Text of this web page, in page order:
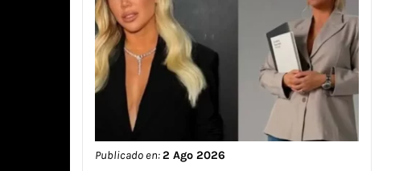
Publicado en:2 Ago 2026